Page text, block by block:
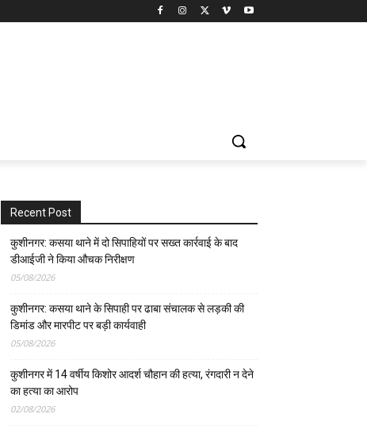
Recent Post
कुशीनगर: कसया थाने में दो सिपाहियों पर सख्त कार्रवाई के बाद
डीआईजी ने किया औचक निरीक्षण
05/08/2026
कुशीनगर: कसया थाने के सिपाही पर ढाबा संचालक से लड़की की
डिमांड और मारपीट पर बड़ी कार्यवाही
05/08/2026
कुशीनगर में 14 वर्षीय किशोर आदर्श चौहान की हत्या, रंगदारी न देने
का हत्या का आरोप
02/08/2026